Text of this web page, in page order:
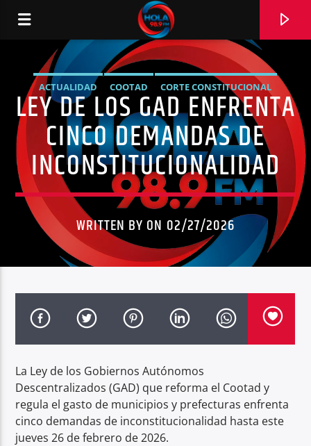
RADIO HOLA
0:00
Radio hola
ACTUALIDAD COOTAD
CORTE CONSTITUCIONAL
DEMANDA DE INCONSTITUCIONALIDAD
LEY DE LOS GAD
NOTICIAS
POLÍTICA
LEY DE LOS GAD ENFRENTA
CINCO DEMANDAS DE
INCONSTITUCIONALIDAD
WRITTEN BY ON 02/27/2026
La Ley de los Gobiernos Autónomos
Descentralizados (GAD) que reforma el Cootad y
regula el gasto de municipios y prefecturas enfrenta
cinco demandas de inconstitucionalidad hasta este
jueves 26 de febrero de 2026.